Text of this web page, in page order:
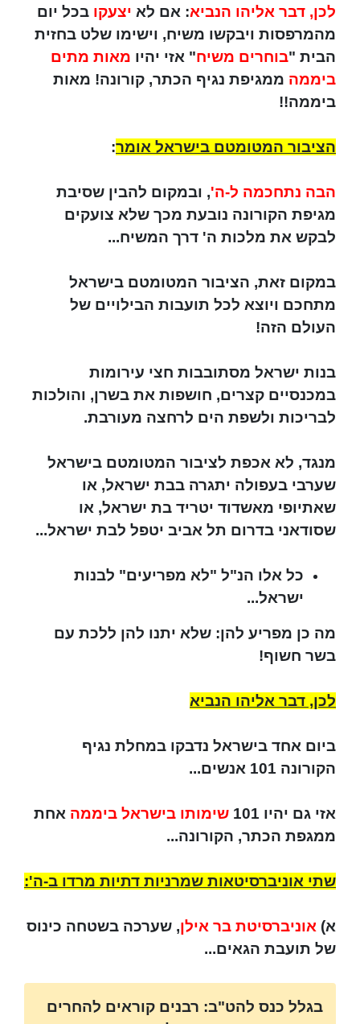
לכן, דבר אליהו הנביא: אם לא יצעקו בכל יום
מהמרפסות ויבקשו משיח, וישימו שלט בחזית
הבית "בוחרים משיח" אזי יהיו מאות מתים
ביממה ממגיפת נגיף הכתר, קורונה! מאות
ביממה!!
הציבור המטומטם בישראל אומר:
הבה נתחכמה ל-ה', ובמקום להבין שסיבת
מגיפת הקורונה נובעת מכך שלא צועקים
לבקש את מלכות ה' דרך המשיח...
במקום זאת, הציבור המטומטם בישראל
מתחכם ויוצא לכל תועבות הבילויים של
העולם הזה!
בנות ישראל מסתובבות חצי עירומות
במכנסיים קצרים, חושפות את בשרן, והולכות
לבריכות ולשפת הים לרחצה מעורבת.
מנגד, לא אכפת לציבור המטומטם בישראל
שערבי בעפולה יתגרה בבת ישראל, או
שאתיופי מאשדוד יטריד בת ישראל, או
שסודאני בדרום תל אביב יטפל לבת ישראל...
כל אלו הנ"ל "לא מפריעים" לבנות
ישראל...
מה כן מפריע להן: שלא יתנו להן ללכת עם
בשר חשוף!
לכן, דבר אליהו הנביא
ביום אחד בישראל נדבקו במחלת נגיף
הקורונה 101 אנשים...
אזי גם יהיו 101 שימותו בישראל ביממה אחת
ממגפת הכתר, הקורונה...
שתי אוניברסיטאות שמרניות דתיות מרדו ב-ה':
א) אוניברסיטת בר אילן, שערכה בשטחה כינוס
של תועבת הגאים...
בגלל כנס להט"ב: רבנים קוראים להחרים